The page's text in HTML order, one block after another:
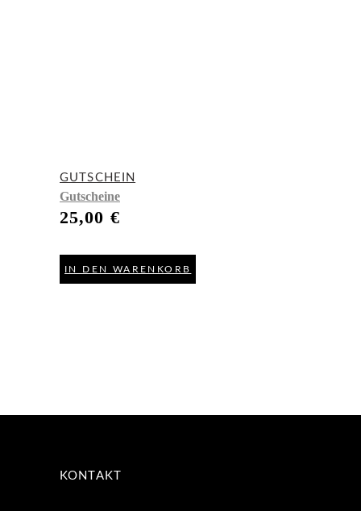
GUTSCHEIN
Gutscheine
25,00 €
IN DEN WARENKORB
KONTAKT